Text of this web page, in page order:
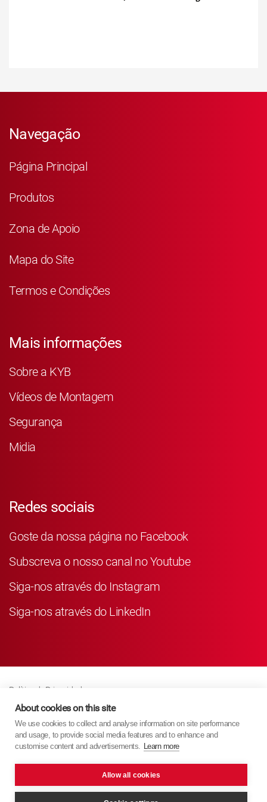
Navegação
Página Principal
Produtos
Zona de Apoio
Mapa do Site
Termos e Condições
Mais informações
Sobre a KYB
Vídeos de Montagem
Segurança
Midia
Redes sociais
Goste da nossa página no Facebook
Subscreva o nosso canal no Youtube
Siga-nos através do Instagram
Siga-nos através do LinkedIn
Política de Privacidade
Business Partner Privacy
Política de Cookies
Modern Slavery Act Policy
About cookies on this site
We use cookies to collect and analyse information on site performance
and usage, to provide social media features and to enhance and
customise content and advertisements. Learn more
Allow all cookies